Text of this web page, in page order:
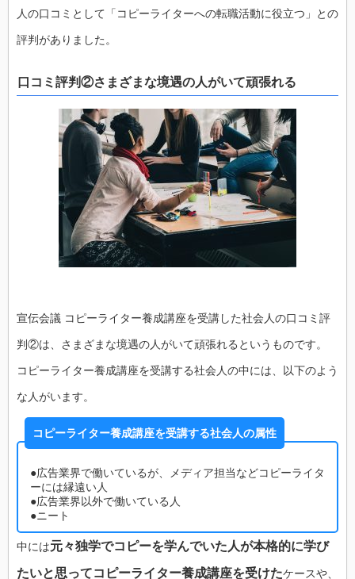
人の口コミとして「コピーライターへの転職活動に役立つ」との
評判がありました。
口コミ評判②さまざまな境遇の人がいて頑張れる
宣伝会議 コピーライター養成講座を受講した社会人の口コミ評
判②は、さまざまな境遇の人がいて頑張れるというものです。
コピーライター養成講座を受講する社会人の中には、以下のよう
な人がいます。
コピーライター養成講座を受講する社会人の属性
●広告業界で働いているが、メディア担当などコピーライタ
ーには縁遠い人
●広告業界以外で働いている人
●ニート
中には元々独学でコピーを学んでいた人が本格的に学び
たいと思ってコピーライター養成講座を受けたケースや、